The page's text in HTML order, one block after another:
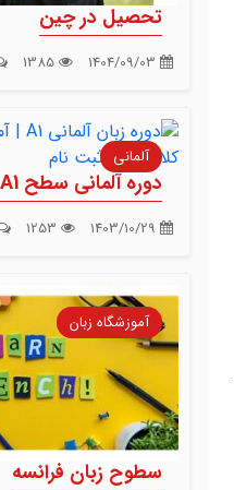
تحصیل در چین
آلمانی
دوره آلمانی سطح A1 گروهی
آموزشگاه زبان
سطوح زبان فرانسه